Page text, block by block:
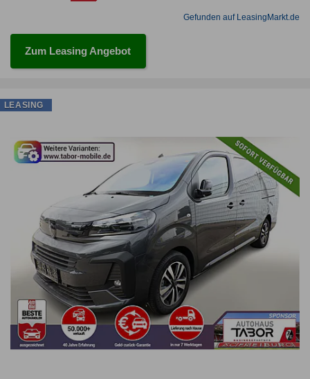
Gefunden auf LeasingMarkt.de
Zum Leasing Angebot
LEASING